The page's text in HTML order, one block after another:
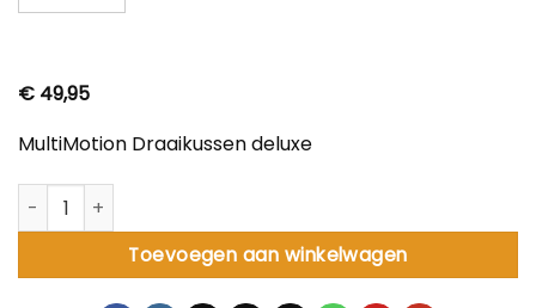
€ 49,95
MultiMotion Draaikussen deluxe
MultiMotion Draaikussen deluxe aantal
Toevoegen aan winkelwagen